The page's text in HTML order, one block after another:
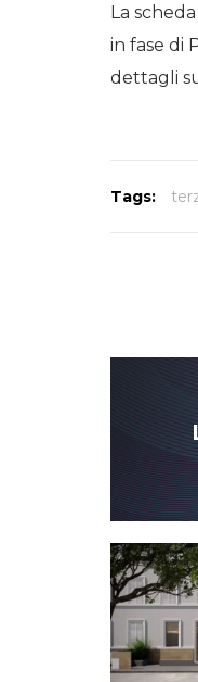
La
in fase di
dettagli
Tags: